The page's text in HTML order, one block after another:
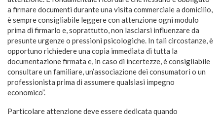
a firmare documenti durante una visita commerciale a domicilio,
è sempre consigliabile leggere con attenzione ogni modulo
prima di firmarlo e, soprattutto, non lasciarsi influenzare da
presunte urgenze o pressioni psicologiche. In tali circostanze, è
opportuno richiedere una copia immediata di tutta la
documentazione firmata e, in caso di incertezze, è consigliabile
consultare un familiare, un’associazione dei consumatori o un
professionista prima di assumere qualsiasi impegno
economico”.
Particolare attenzione deve essere dedicata quando